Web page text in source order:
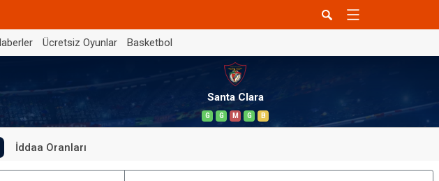
Ücretsiz Oyunlar Basketbol
Santa Clara
G G M G B
İddaa Oranları